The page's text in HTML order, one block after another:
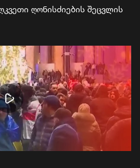
ღონისძიების შეცვლის